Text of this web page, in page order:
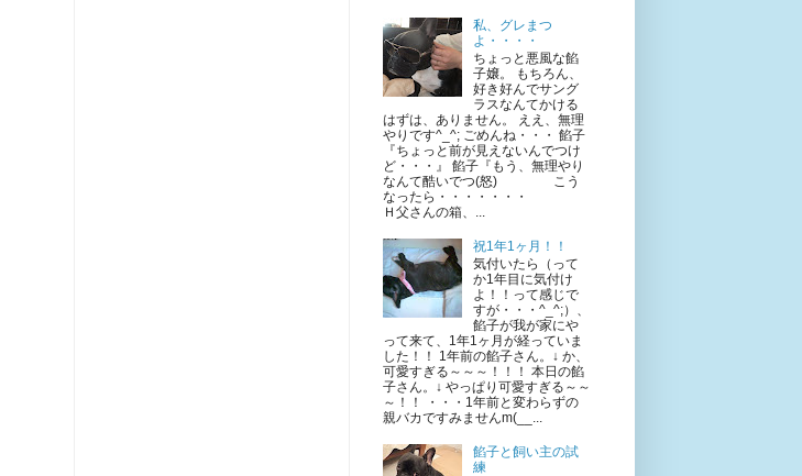
私、グレまつ
よ・・・・
ちょっと悪風な餡
子嬢。 もちろん、
好き好んでサング
ラスなんてかける
はずは、ありません。 ええ、無理
やりです^_^; ごめんね・・・ 餡子
『ちょっと前が見えないんでつけ
ど・・・』 餡子『もう、無理やり
なんて酷いでつ(怒) こう
なったら・・・・・・・
Ｈ父さんの箱、...
祝1年1ヶ月！！
気付いたら（って
か1年目に気付け
よ！！って感じで
すが・・・^_^;）、
餡子が我が家にや
って来て、1年1ヶ月が経っていま
した！！ 1年前の餡子さん。↓ か、
可愛すぎる～～～！！！ 本日の餡
子さん。↓ やっぱり可愛すぎる～～
～！！ ・・・1年前と変わらずの
親バカですみませんm(__...
餡子と飼い主の試
練